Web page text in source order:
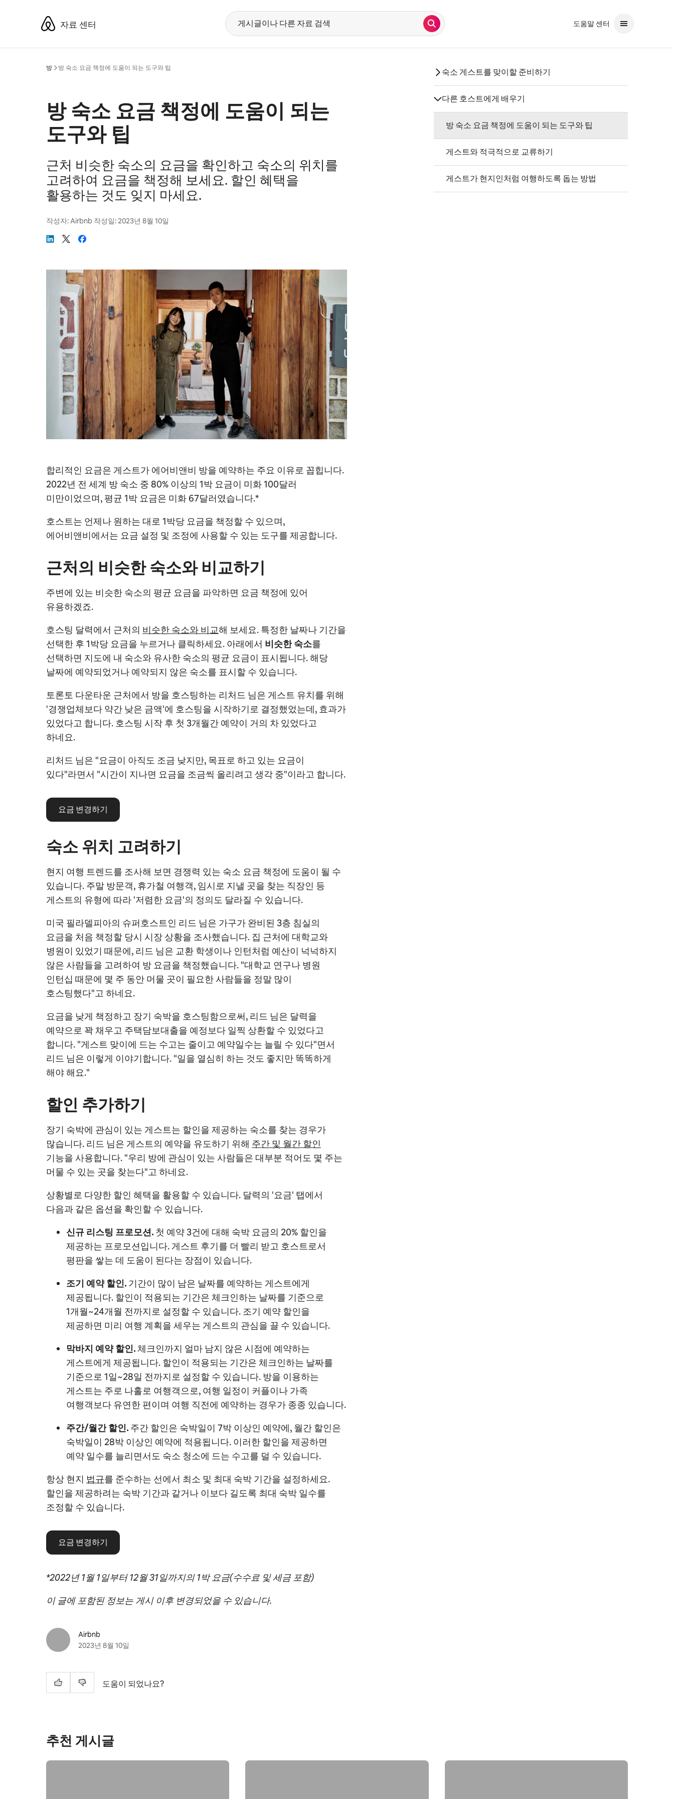
자료 센터 검색 도움말 센터
방 방 숙소 요금 책정에 도움이 되는 도구와 팁
방 숙소 요금 책정에 도움이 되는
도구와 팁
근처 비슷한 숙소의 요금을 확인하고 숙소의 위치를
고려하여 요금을 책정해 보세요. 할인 혜택을
활용하는 것도 잊지 마세요.
작성자:Airbnb 작성일:2023년 8월 10일
합리적인 요금은 게스트가 에어비앤비 방을 예약하는 주요 이유로 꼽힙니다.
2022년 전 세계 방 숙소 중 80% 이상의 1박 요금이 미화 100달러
미만이었으며, 평균 1박 요금은 미화 67달러였습니다.*
호스트는 언제나 원하는 대로 1박당 요금을 책정할 수 있으며,
에어비앤비에서는 요금 설정 및 조정에 사용할 수 있는 도구를 제공합니다.
근처의 비슷한 숙소와 비교하기
주변에 있는 비슷한 숙소의 평균 요금을 파악하면 요금 책정에 있어
유용하겠죠.
호스팅 달력에서 근처의 비슷한 숙소와 비교해 보세요. 특정한 날짜나 기간을
선택한 후 1박당 요금을 누르거나 클릭하세요. 아래에서 비슷한 숙소를
선택하면 지도에 내 숙소와 유사한 숙소의 평균 요금이 표시됩니다. 해당
날짜에 예약되었거나 예약되지 않은 숙소를 표시할 수 있습니다.
토론토 다운타운 근처에서 방을 호스팅하는 리처드 님은 게스트 유치를 위해
'경쟁업체보다 약간 낮은 금액'에 호스팅을 시작하기로 결정했었는데, 효과가
있었다고 합니다. 호스팅 시작 후 첫 3개월간 예약이 거의 차 있었다고
하네요.
리처드 님은 "요금이 아직도 조금 낮지만, 목표로 하고 있는 요금이
있다"라면서 "시간이 지나면 요금을 조금씩 올리려고 생각 중"이라고 합니다.
요금 변경하기
숙소 위치 고려하기
현지 여행 트렌드를 조사해 보면 경쟁력 있는 숙소 요금 책정에 도움이 될 수
있습니다. 주말 방문객, 휴가철 여행객, 임시로 지낼 곳을 찾는 직장인 등
게스트의 유형에 따라 '저렴한 요금'의 정의도 달라질 수 있습니다.
미국 필라델피아의 슈퍼호스트인 리드 님은 가구가 완비된 3층 침실의
요금을 처음 책정할 당시 시장 상황을 조사했습니다. 집 근처에 대학교와
병원이 있었기 때문에, 리드 님은 교환 학생이나 인턴처럼 예산이 넉넉하지
않은 사람들을 고려하여 방 요금을 책정했습니다. "대학교 연구나 병원
인턴십 때문에 몇 주 동안 머물 곳이 필요한 사람들을 정말 많이
호스팅했다"고 하네요.
요금을 낮게 책정하고 장기 숙박을 호스팅함으로써, 리드 님은 달력을
예약으로 꽉 채우고 주택담보대출을 예정보다 일찍 상환할 수 있었다고
합니다. "게스트 맞이에 드는 수고는 줄이고 예약일수는 늘릴 수 있다"면서
리드 님은 이렇게 이야기합니다. "일을 열심히 하는 것도 좋지만 똑똑하게
해야 해요."
할인 추가하기
장기 숙박에 관심이 있는 게스트는 할인을 제공하는 숙소를 찾는 경우가
많습니다. 리드 님은 게스트의 예약을 유도하기 위해 주간 및 월간 할인
기능을 사용합니다. "우리 방에 관심이 있는 사람들은 대부분 적어도 몇 주는
머물 수 있는 곳을 찾는다"고 하네요.
상황별로 다양한 할인 혜택을 활용할 수 있습니다. 달력의 '요금' 탭에서
다음과 같은 옵션을 확인할 수 있습니다.
신규 리스팅 프로모션. 첫 예약 3건에 대해 숙박 요금의 20% 할인을
제공하는 프로모션입니다. 게스트 후기를 더 빨리 받고 호스트로서
평판을 쌓는 데 도움이 된다는 장점이 있습니다.
조기 예약 할인. 기간이 많이 남은 날짜를 예약하는 게스트에게
제공됩니다. 할인이 적용되는 기간은 체크인하는 날짜를 기준으로
1개월~24개월 전까지로 설정할 수 있습니다. 조기 예약 할인을
제공하면 미리 여행 계획을 세우는 게스트의 관심을 끌 수 있습니다.
막바지 예약 할인. 체크인까지 얼마 남지 않은 시점에 예약하는
게스트에게 제공됩니다. 할인이 적용되는 기간은 체크인하는 날짜를
기준으로 1일~28일 전까지로 설정할 수 있습니다. 방을 이용하는
게스트는 주로 나홀로 여행객으로, 여행 일정이 커플이나 가족
여행객보다 유연한 편이며 여행 직전에 예약하는 경우가 종종 있습니다.
주간/월간 할인. 주간 할인은 숙박일이 7박 이상인 예약에, 월간 할인은
숙박일이 28박 이상인 예약에 적용됩니다. 이러한 할인을 제공하면
예약 일수를 늘리면서도 숙소 청소에 드는 수고를 덜 수 있습니다.
항상 현지 법규를 준수하는 선에서 최소 및 최대 숙박 기간을 설정하세요.
할인을 제공하려는 숙박 기간과 같거나 이보다 길도록 최대 숙박 일수를
조정할 수 있습니다.
요금 변경하기
*2022년 1월 1일부터 12월 31일까지의1박 요금(수수료 및 세금 포함)
이 글에 포함된 정보는 게시 이후 변경되었을 수 있습니다.
숙소 게스트를 맞이할 준비하기
다른 호스트에게 배우기
방 숙소 요금 책정에 도움이 되는 도구와 팁
게스트와 적극적으로 교류하기
게스트가 현지인처럼 여행하도록 돕는 방법
Airbnb
2023년 8월 10일
도움이 되었나요?
추천 게시글